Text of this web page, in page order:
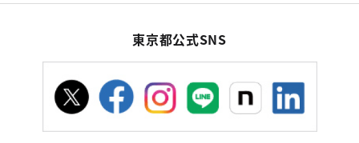
東京都公式SNS